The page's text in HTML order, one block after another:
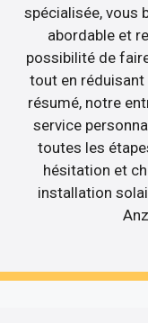
spécialisée, vous
abordable et
possibilité de
tout en réduisant
résumé, notre
service
toutes les
hésitation et
installation